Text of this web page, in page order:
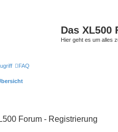
Das XL500
Hier geht es um alles
FAQ
Forum - Registrierung